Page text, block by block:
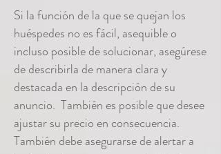
Si la función de la que se quejan los
huéspedes no es fácil, asequible o
incluso posible de solucionar, asegúrese
de describirla de manera clara y
destacada en la descripción de su
anuncio. También es posible que desee
ajustar su precio en consecuencia.
También debe asegurarse de alertar a